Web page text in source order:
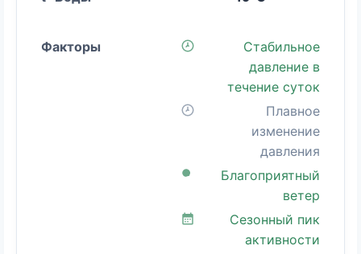
Стабильное
давление в
течение суток
Плавное
изменение
давления
Благоприятный
ветер
Сезонный пик
активности